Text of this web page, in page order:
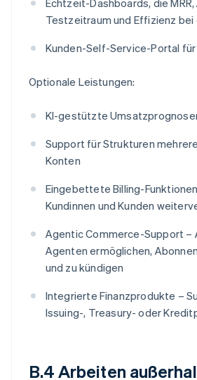
Testzeitraum und Effizienz
Kunden-Self-Service-Portal
Optionale Leistungen:
KI-gestützte
Support für Strukturen
Konten
Eingebettete Billing-
Kundinnen und Kunden
Agentic Commerce-Support –
Agenten ermöglichen,
und zu kündigen
Integrierte Finanzprodukte –
Issuing-, Treasury- oder
B.4 Arbeiten